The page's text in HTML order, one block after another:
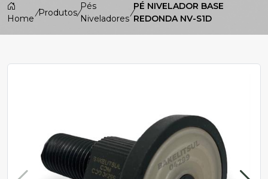
Home
/Produtos/
Pés
Niveladores
/
PÉ NIVELADOR BASE
REDONDA NV-S1D